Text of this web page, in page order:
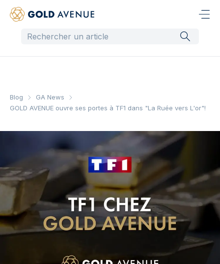
Blog
GA News
GOLD AVENUE ouvre ses portes à TF1 dans "La Ruée vers L'or"!